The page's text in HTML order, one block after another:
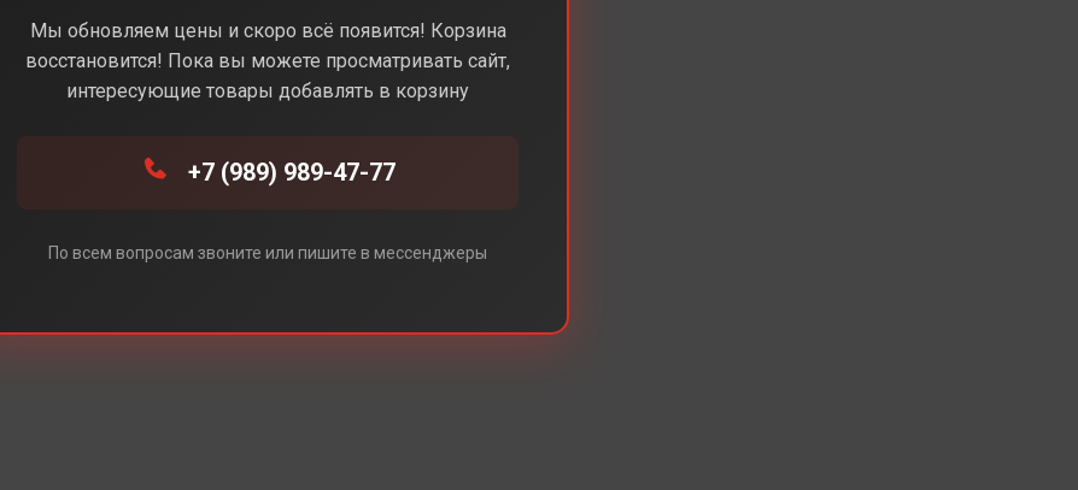
Mint (Мятный)
Мы обновляем цены и скоро всё появится! Корзина
восстановится! Пока вы можете просматривать сайт,
интересующие товары добавлять в корзину
+7 (989) 989-47-77
По всем вопросам звоните или пишите в мессенджеры